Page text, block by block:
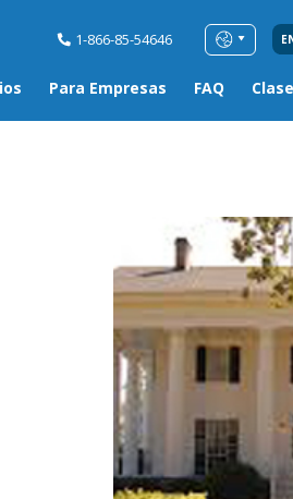
1-866-85-54646
Para Empresas FAQ